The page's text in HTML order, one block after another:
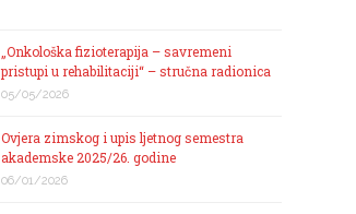
„Onkološka fizioterapija – savremeni
pristupi u rehabilitaciji“ – stručna radionica
05/05/2026
Ovjera zimskog i upis ljetnog semestra
akademske 2025/26. godine
06/01/2026